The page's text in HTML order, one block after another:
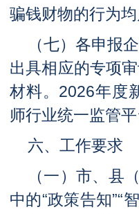
骗钱财物的行为
（七）各申报
出具相应的专项
材料。2026年度
师行业统一监管
六、工作要求
（一）市、县
中的“政策告知”“